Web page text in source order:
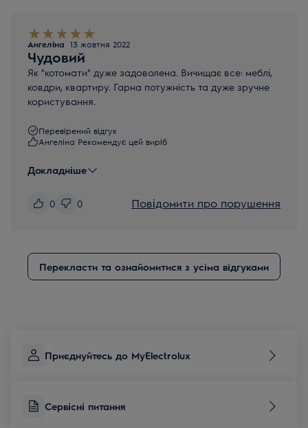
Ангеліна 13 жовтня 2022
Чудовий
Як "котомати" дуже задоволена. Вичищає все: меблі,
ковдри, квартиру. Гарна потужність та дуже зручне
користування.
Перевірений відгук
Ангеліна Рекомендує цей виріб
Докладніше
0 0 Повідомити про порушення
Перекласти та ознайомитися з усіма відгуками
Приєднуйтесь до MyElectrolux
Сервісні питання